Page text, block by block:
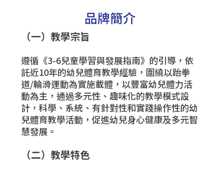
品牌簡介
（一）教學宗旨
遵循《3-6兒童學習與發展指南》的引導，依
託近10年的幼兒體育教學經驗，圍繞以跆拳
道/輪滑運動為實施載體，以豐富幼兒體力活
動為主，通過多元性、趣味化的教學模式設
計，科學、系統、有針對性和實踐操作性的幼
兒體育教學活動，促進幼兒身心健康及多元智
慧發展。
（二）教學特色